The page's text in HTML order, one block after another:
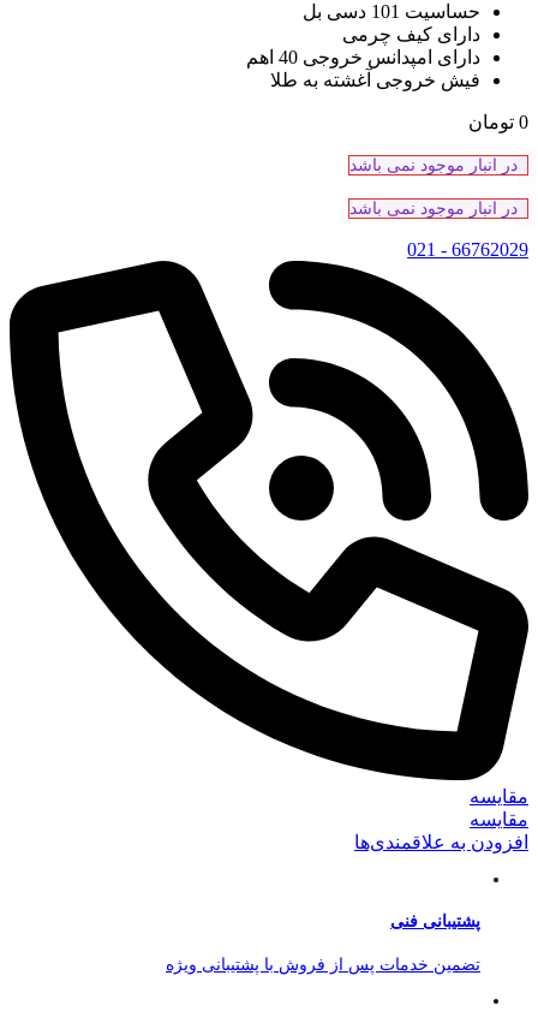
حساسیت 101 دسی بل
دارای کیف چرمی
دارای امپدانس خروجی 40 اهم
فیش خروجی آغشته به طلا
0 تومان
در انبار موجود نمی باشد
در انبار موجود نمی باشد
66762029 - 021
مقایسه
مقایسه
افزودن به علاقمندی‌ها
پشتیبانی فنی
تضمین خدمات پس از فروش با پشتیبانی ویژه